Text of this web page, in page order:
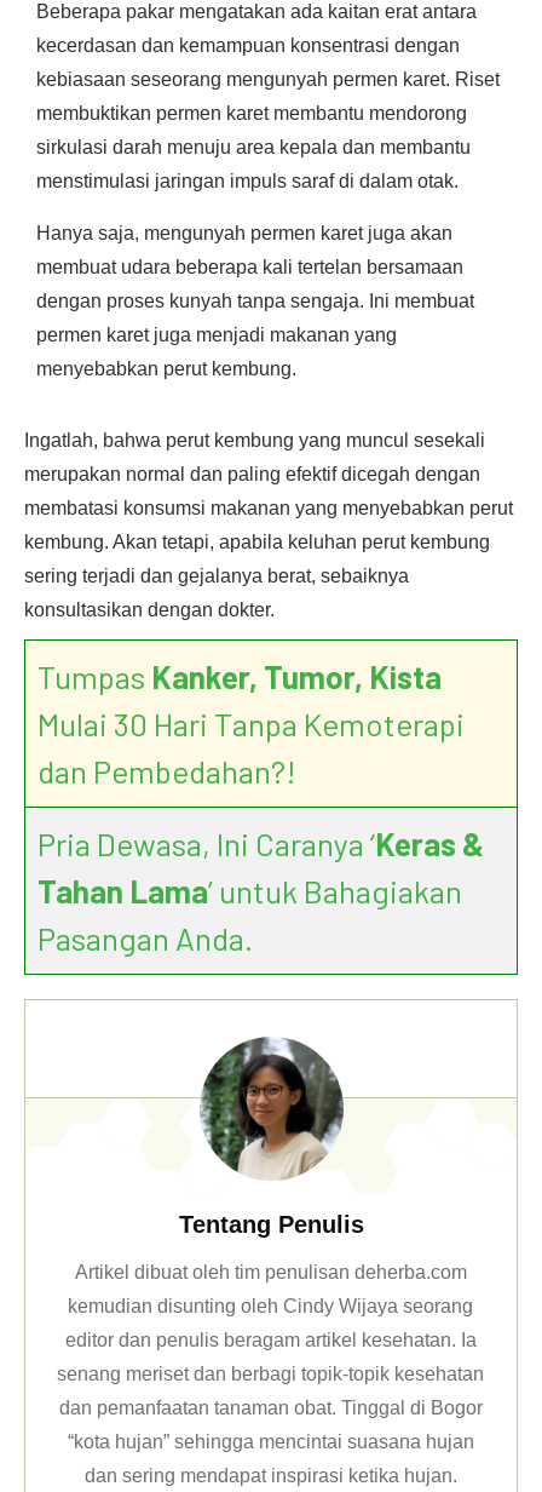
Beberapa pakar mengatakan ada kaitan erat antara
kecerdasan dan kemampuan konsentrasi dengan
kebiasaan seseorang mengunyah permen karet. Riset
membuktikan permen karet membantu mendorong
sirkulasi darah menuju area kepala dan membantu
menstimulasi jaringan impuls saraf di dalam otak.
Hanya saja, mengunyah permen karet juga akan
membuat udara beberapa kali tertelan bersamaan
dengan proses kunyah tanpa sengaja. Ini membuat
permen karet juga menjadi makanan yang
menyebabkan perut kembung.
Ingatlah, bahwa perut kembung yang muncul sesekali
merupakan normal dan paling efektif dicegah dengan
membatasi konsumsi makanan yang menyebabkan perut
kembung. Akan tetapi, apabila keluhan perut kembung
sering terjadi dan gejalanya berat, sebaiknya
konsultasikan dengan dokter.
Tumpas Kanker, Tumor, Kista
Mulai 30 Hari Tanpa Kemoterapi
dan Pembedahan?!
Pria Dewasa, Ini Caranya ‘Keras &
Tahan Lama’ untuk Bahagiakan
Pasangan Anda.
Tentang Penulis
Artikel dibuat oleh tim penulisan deherba.com
kemudian disunting oleh Cindy Wijaya seorang
editor dan penulis beragam artikel kesehatan. Ia
senang meriset dan berbagi topik-topik kesehatan
dan pemanfaatan tanaman obat. Tinggal di Bogor
“kota hujan” sehingga mencintai suasana hujan
dan sering mendapat inspirasi ketika hujan.